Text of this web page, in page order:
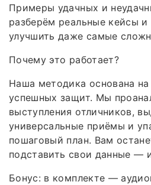
Примеры удачных и
разберём реальные кейсы
улучшить даже самые
Почему это работает?
Наша методика основана
успешных защит. Мы
выступления отличников,
универсальные приёмы и
пошаговый план. Вам
подставить свои данные —
Бонус: в комплекте —